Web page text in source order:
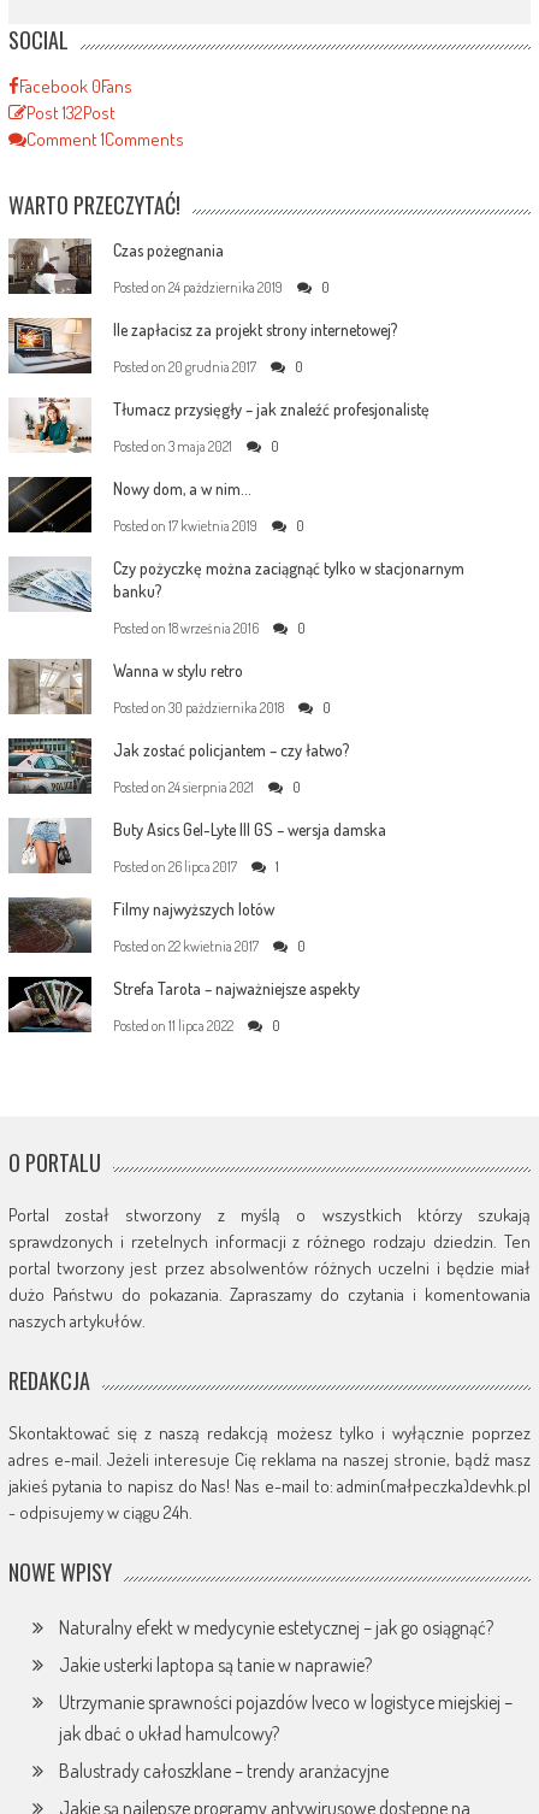
SOCIAL
Facebook 0Fans
Post132Post
Comment1Comments
WARTO PRZECZYTAĆ!
Czas pożegnania
Posted on 24 października 2019 0
Ile zapłacisz za projekt strony internetowej?
Posted on 20 grudnia 2017 0
Tłumacz przysięgły – jak znaleźć profesjonalistę
Posted on 3 maja 2021 0
Nowy dom, a w nim…
Posted on 17 kwietnia 2019 0
Czy pożyczkę można zaciągnąć tylko w stacjonarnym
banku?
Posted on 18 września 2016 0
Wanna w stylu retro
Posted on 30 października 2018 0
Jak zostać policjantem – czy łatwo?
Posted on 24 sierpnia 2021 0
Buty Asics Gel-Lyte III GS – wersja damska
Posted on 26 lipca 2017 1
Filmy najwyższych lotów
Posted on 22 kwietnia 2017 0
Strefa Tarota – najważniejsze aspekty
Posted on 11 lipca 2022 0
O PORTALU
Portal został stworzony z myślą o wszystkich którzy szukają
sprawdzonych i rzetelnych informacji z różnego rodzaju dziedzin. Ten
portal tworzony jest przez absolwentów różnych uczelni i będzie miał
dużo Państwu do pokazania. Zapraszamy do czytania i komentowania
naszych artykułów.
REDAKCJA
Skontaktować się z naszą redakcją możesz tylko i wyłącznie poprzez
adres e-mail. Jeżeli interesuje Cię reklama na naszej stronie, bądź masz
jakieś pytania to napisz do Nas! Nas e-mail to: admin(małpeczka)devhk.pl
- odpisujemy w ciągu 24h.
NOWE WPISY
Naturalny efekt w medycynie estetycznej – jak go osiągnąć?
Jakie usterki laptopa są tanie w naprawie?
Utrzymanie sprawności pojazdów Iveco w logistyce miejskiej –
jak dbać o układ hamulcowy?
Balustrady całoszklane – trendy aranżacyjne
Jakie są najlepsze programy antywirusowe dostępne na